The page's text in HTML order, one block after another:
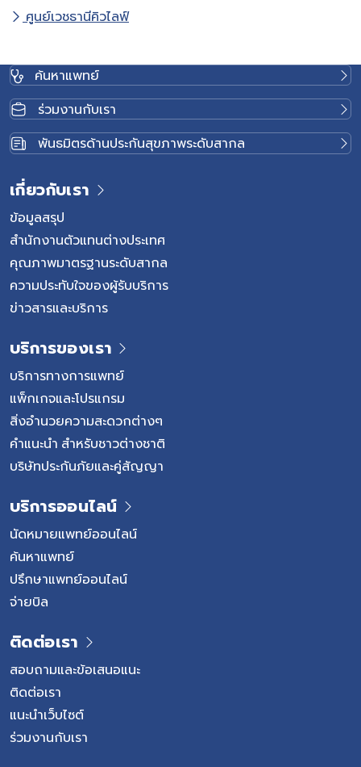
ศูนย์เวชธานีคิวไลฟ์
ค้นหาแพทย์
ร่วมงานกับเรา
พันธมิตรด้านประกันสุขภาพระดับสากล
เกี่ยวกับเรา
ข้อมูลสรุป
สำนักงานตัวแทนต่างประเทศ
คุณภาพมาตรฐานระดับสากล
ความประทับใจของผู้รับบริการ
ข่าวสารและบริการ
บริการของเรา
บริการทางการแพทย์
แพ็กเกจและโปรแกรม
สิ่งอำนวยความสะดวกต่างๆ
คำแนะนำ สำหรับชาวต่างชาติ
บริษัทประกันภัยและคู่สัญญา
บริการออนไลน์
นัดหมายแพทย์ออนไลน์
ค้นหาแพทย์
ปรึกษาแพทย์ออนไลน์
จ่ายบิล
ติดต่อเรา
สอบถามและข้อเสนอแนะ
ติดต่อเรา
แนะนำเว็บไซต์
ร่วมงานกับเรา